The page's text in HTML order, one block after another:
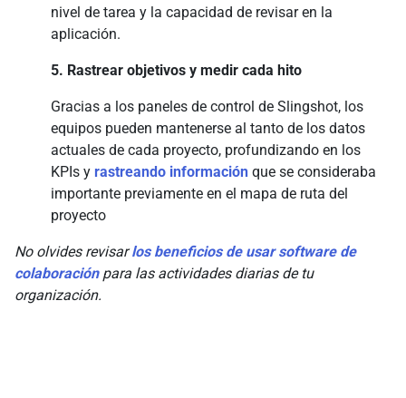
nivel de tarea y la capacidad de revisar en la
aplicación.
5. Rastrear objetivos y medir cada hito
Gracias a los paneles de control de Slingshot, los
equipos pueden mantenerse al tanto de los datos
actuales de cada proyecto, profundizando en los
KPIs y rastreando información que se consideraba
importante previamente en el mapa de ruta del
proyecto
No olvides revisarlos beneficios de usar software de
colaboraciónpara las actividades diarias de tu
organización.